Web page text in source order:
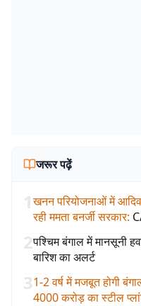
जरूर पढ़ें
1खनन परियोजनाओं में
रही ममता बनर्जी सरकार:
2पश्चिम बंगाल में मानसूनी
बारिश का अलर्ट
31-2 वर्ष में मजबूत होगी
4000 करोड़ का स्टील